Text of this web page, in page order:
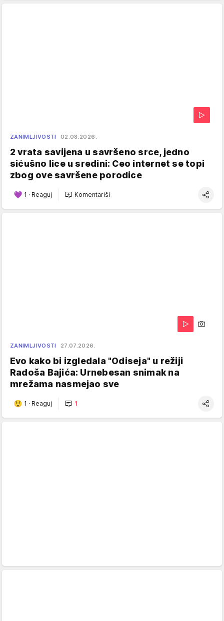
ZANIMLJIVOSTI 02.08.2026.
2 vrata savijena u savršeno srce, jedno
sićušno lice u sredini: Ceo internet se topi
zbog ove savršene porodice
1 · Reaguj Komentariši
ZANIMLJIVOSTI 27.07.2026.
Evo kako bi izgledala "Odiseja" u režiji
Radoša Bajića: Urnebesan snimak na
mrežama nasmejao sve
1 · Reaguj 1